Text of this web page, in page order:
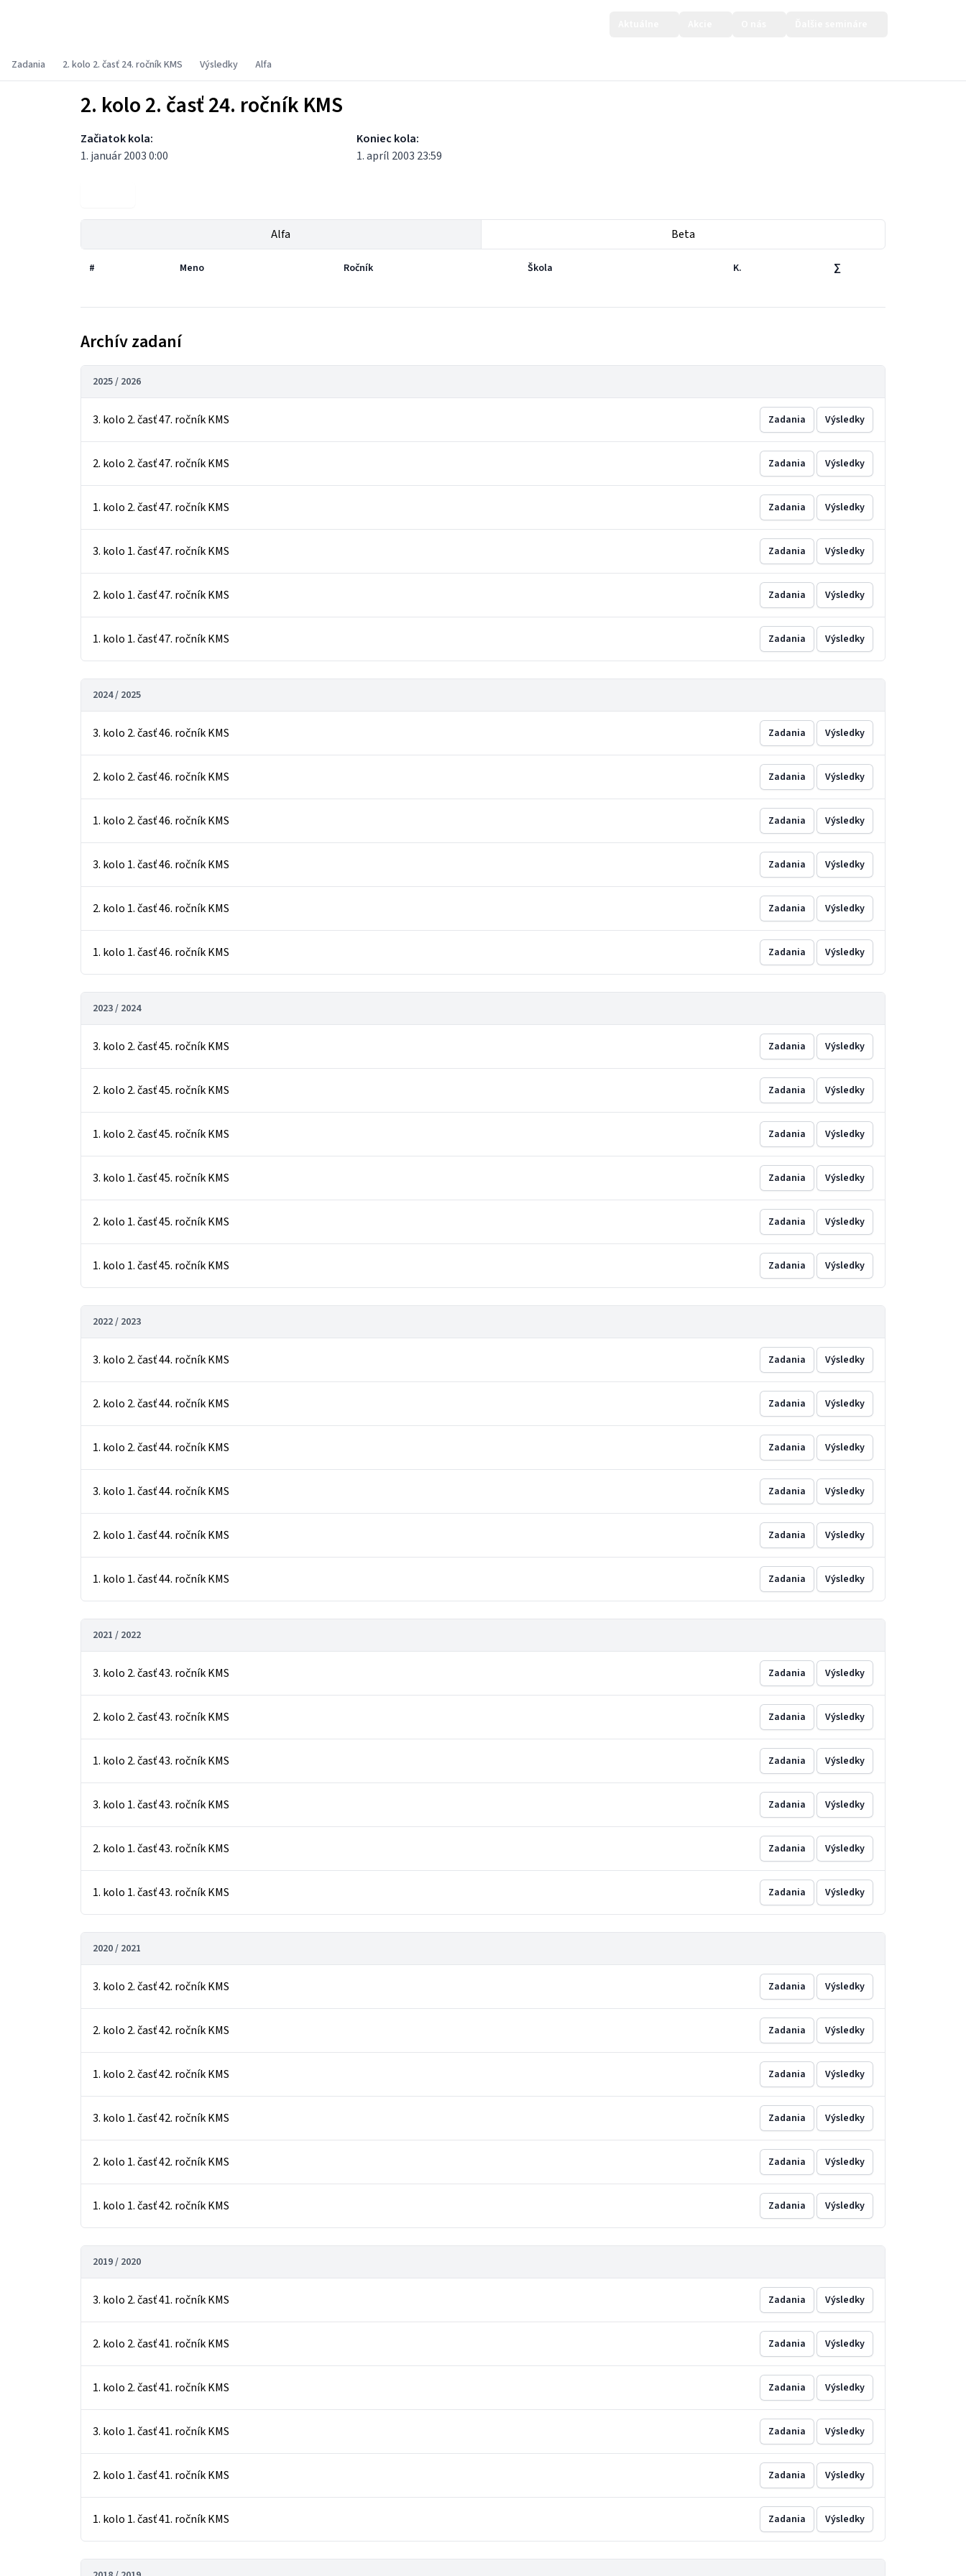
Zadania 2. kolo 2. časť 24. ročník KMS Výsledky Alfa
2. kolo 2. časť 24. ročník KMS
Začiatok kola:
1. január 2003 0:00
Koniec kola:
1. apríl 2003 23:59
Alfa Beta
# Meno Ročník Škola K. ∑
Archív zadaní
2025 / 2026
3. kolo 2. časť 47. ročník KMS Zadania Výsledky
2. kolo 2. časť 47. ročník KMS Zadania Výsledky
1. kolo 2. časť 47. ročník KMS Zadania Výsledky
3. kolo 1. časť 47. ročník KMS Zadania Výsledky
2. kolo 1. časť 47. ročník KMS Zadania Výsledky
1. kolo 1. časť 47. ročník KMS Zadania Výsledky
2024 / 2025
3. kolo 2. časť 46. ročník KMS Zadania Výsledky
2. kolo 2. časť 46. ročník KMS Zadania Výsledky
1. kolo 2. časť 46. ročník KMS Zadania Výsledky
3. kolo 1. časť 46. ročník KMS Zadania Výsledky
2. kolo 1. časť 46. ročník KMS Zadania Výsledky
1. kolo 1. časť 46. ročník KMS Zadania Výsledky
2023 / 2024
3. kolo 2. časť 45. ročník KMS Zadania Výsledky
2. kolo 2. časť 45. ročník KMS Zadania Výsledky
1. kolo 2. časť 45. ročník KMS Zadania Výsledky
3. kolo 1. časť 45. ročník KMS Zadania Výsledky
2. kolo 1. časť 45. ročník KMS Zadania Výsledky
1. kolo 1. časť 45. ročník KMS Zadania Výsledky
2022 / 2023
3. kolo 2. časť 44. ročník KMS Zadania Výsledky
2. kolo 2. časť 44. ročník KMS Zadania Výsledky
1. kolo 2. časť 44. ročník KMS Zadania Výsledky
3. kolo 1. časť 44. ročník KMS Zadania Výsledky
2. kolo 1. časť 44. ročník KMS Zadania Výsledky
1. kolo 1. časť 44. ročník KMS Zadania Výsledky
2021 / 2022
3. kolo 2. časť 43. ročník KMS Zadania Výsledky
2. kolo 2. časť 43. ročník KMS Zadania Výsledky
1. kolo 2. časť 43. ročník KMS Zadania Výsledky
3. kolo 1. časť 43. ročník KMS Zadania Výsledky
2. kolo 1. časť 43. ročník KMS Zadania Výsledky
1. kolo 1. časť 43. ročník KMS Zadania Výsledky
2020 / 2021
3. kolo 2. časť 42. ročník KMS Zadania Výsledky
2. kolo 2. časť 42. ročník KMS Zadania Výsledky
1. kolo 2. časť 42. ročník KMS Zadania Výsledky
3. kolo 1. časť 42. ročník KMS Zadania Výsledky
2. kolo 1. časť 42. ročník KMS Zadania Výsledky
1. kolo 1. časť 42. ročník KMS Zadania Výsledky
2019 / 2020
3. kolo 2. časť 41. ročník KMS Zadania Výsledky
2. kolo 2. časť 41. ročník KMS Zadania Výsledky
1. kolo 2. časť 41. ročník KMS Zadania Výsledky
3. kolo 1. časť 41. ročník KMS Zadania Výsledky
2. kolo 1. časť 41. ročník KMS Zadania Výsledky
1. kolo 1. časť 41. ročník KMS Zadania Výsledky